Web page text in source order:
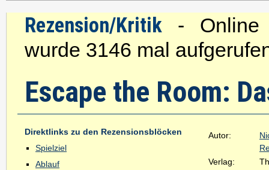
Rezension/Kritik - Online
wurde 3146 mal
Escape the Room:
Direktlinks zu den Rezensionsblöcken
Spielziel
Ablauf
Autor:
Verlag: